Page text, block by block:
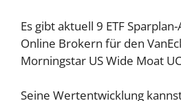
Es gibt aktuell 9 ETF
Online Brokern für den
Morningstar US Wide Moat
Seine Wertentwicklung